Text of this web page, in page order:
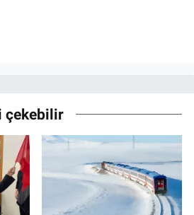
çekebilir